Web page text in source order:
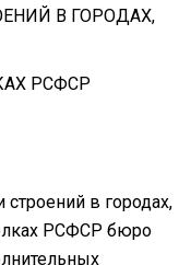
В ГОРОДАХ,
РСФСР
в городах,
РСФСР бюро